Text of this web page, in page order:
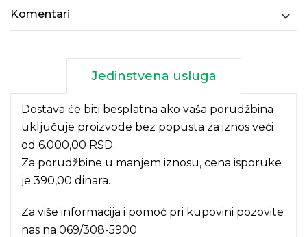
Komentari
Jedinstvena usluga
Dostava će biti besplatna ako vaša porudžbina
uključuje proizvode bez popusta za iznos veći
od 6.000,00 RSD.
Za porudžbine u manjem iznosu, cena isporuke
je 390,00 dinara.
Za više informacija i pomoć pri kupovini pozovite
nas na 069/308-5900